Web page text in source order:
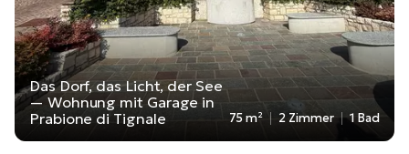
Das Dorf, das Licht, der See
— Wohnung mit Garage in
Prabione di Tignale
75 m² 2 Zimmer 1 Bad